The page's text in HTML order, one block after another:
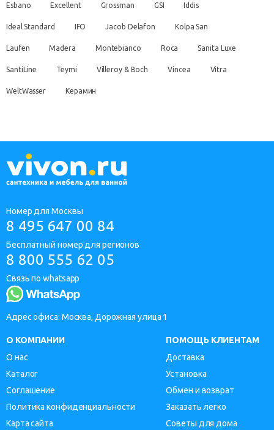
Esbano Excellent Grossman GSI Iddis
Ideal Standard IFO Jacob Delafon Kolpa San
Laufen Madera Montebianco Roca Sanita Luxe
SantiLine Teymi Villeroy & Boch Vincea Vitra
WeltWasser Керамин
Номер для Москвы
8 495 647 00 84
Бесплатный номер для регионов
8 800 555 62 05
Связь по whatsapp
Адрес офиса: Москва, Дорожная улица 1
О КОМПАНИИ
О нас
Каталог
Соглашение
Политика конфиденциальности
Карта сайта
ПОМОЩЬ КЛИЕНТАМ
Доставка
Установка
Обмен и возврат
Заказать легко
Советы для дома